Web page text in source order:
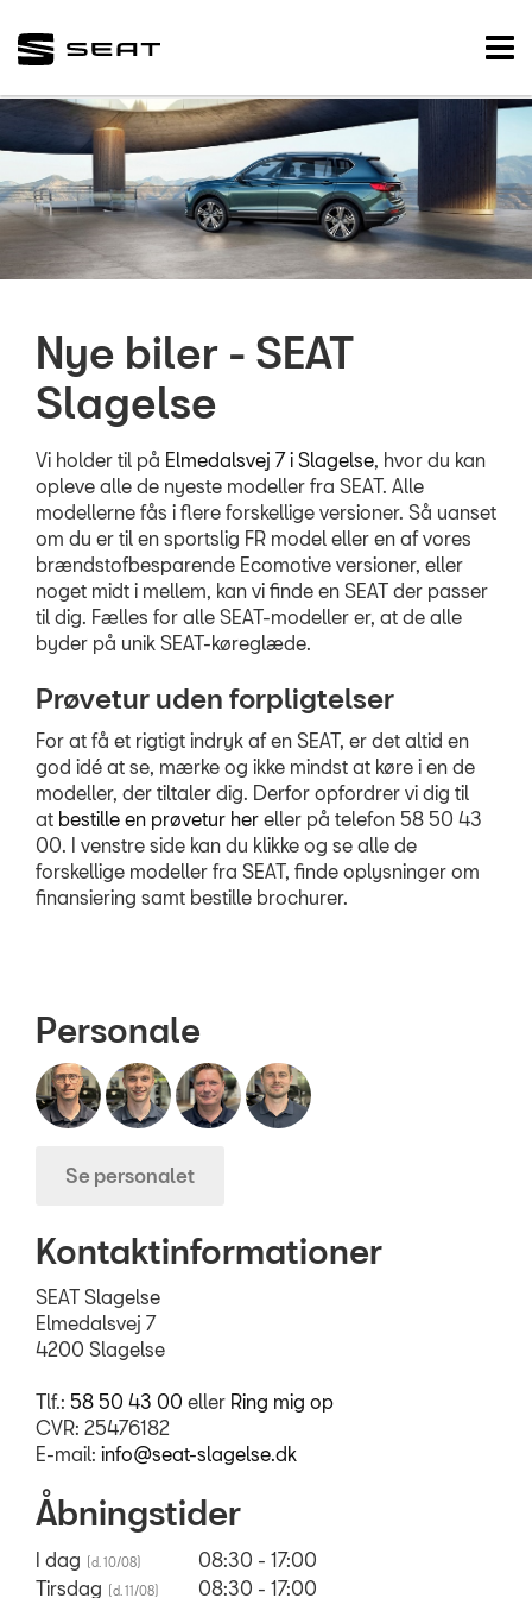
Købsguide
Modeller
Byg din SEAT
BRUGTE BILER
VÆRKSTED
NYHEDER
OM OS
Nye biler - SEAT
Slagelse
Vi holder til på Elmedalsvej 7 i Slagelse, hvor du kan
opleve alle de nyeste modeller fra SEAT. Alle
modellerne fås i flere forskellige versioner. Så uanset
om du er til en sportslig FR model eller en af vores
brændstofbesparende Ecomotive versioner, eller
noget midt i mellem, kan vi finde en SEAT der passer
til dig. Fælles for alle SEAT-modeller er, at de alle
byder på unik SEAT-køreglæde.
Prøvetur uden forpligtelser
For at få et rigtigt indryk af en SEAT, er det altid en
god idé at se, mærke og ikke mindst at køre i en de
modeller, der tiltaler dig. Derfor opfordrer vi dig til
at bestille en prøvetur her eller på telefon 58 50 43
00. I venstre side kan du klikke og se alle de
forskellige modeller fra SEAT, finde oplysninger om
finansiering samt bestille brochurer.
Personale
Se personalet
Kontaktinformationer
SEAT Slagelse
Elmedalsvej 7
4200 Slagelse
Tlf.: 58 50 43 00 eller Ring mig op
CVR: 25476182
E-mail: info@seat-slagelse.dk
Åbningstider
I dag
08:30 - 17:00
Tirsdag
08:30 - 17:00